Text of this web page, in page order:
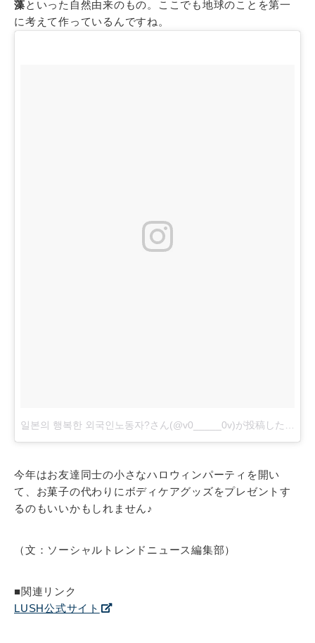
藻といった自然由来のもの。ここでも地球のことを第一
に考えて作っているんですね。
今年はお友達同士の小さなハロウィンパーティを開い
て、お菓子の代わりにボディケアグッズをプレゼントす
るのもいいかもしれません♪
（文：ソーシャルトレンドニュース編集部）
■関連リンク
LUSH公式サイト